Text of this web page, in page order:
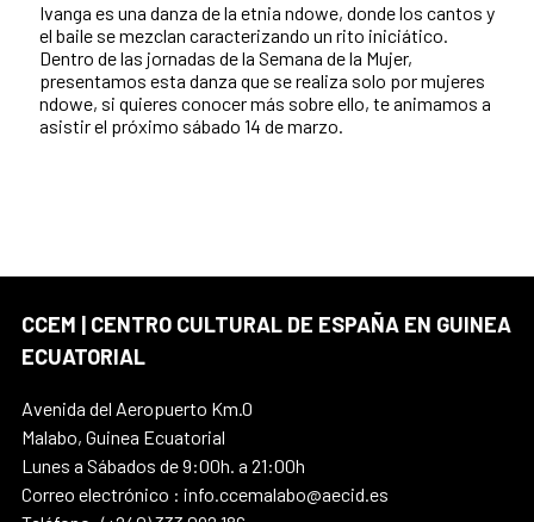
Ivanga es una danza de la etnia ndowe, donde los cantos y
el baile se mezclan caracterizando un rito iniciático.
Dentro de las jornadas de la Semana de la Mujer,
presentamos esta danza que se realiza solo por mujeres
ndowe, si quieres conocer más sobre ello, te animamos a
asistir el próximo sábado 14 de marzo.
CCEM | CENTRO CULTURAL DE ESPAÑA EN GUINEA
ECUATORIAL
Avenida del Aeropuerto Km.0
Malabo, Guinea Ecuatorial
Lunes a Sábados de 9:00h. a 21:00h
Correo electrónico : info.ccemalabo@aecid.es